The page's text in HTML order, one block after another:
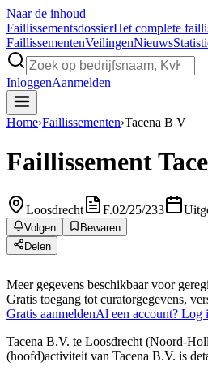
Naar de inhoud
FaillissementsdossierHet complete
FaillissementenVeilingenNieuws
InloggenAanmelden
Home›Faillissementen›Tacena B V
Faillissement
Loosdrecht F.02/25/233
Volgen
Bewaren
Delen
Meer gegevens beschikbaar voor
Gratis toegang tot curatorgegevens,
Gratis aanmeldenAl een account? Log
Tacena B.V. te Loosdrecht (Noord-
(hoofd)activiteit van Tacena B.V. is